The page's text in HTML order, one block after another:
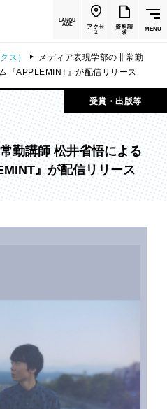
LANGU
AGE
アクセ
ス
資料請
求
MENU
ス）
メディア表現学部の非常勤
『APPLEMINT』が配信リリース
受賞・出版等
勤講師 松井省悟による
』が配信リリース